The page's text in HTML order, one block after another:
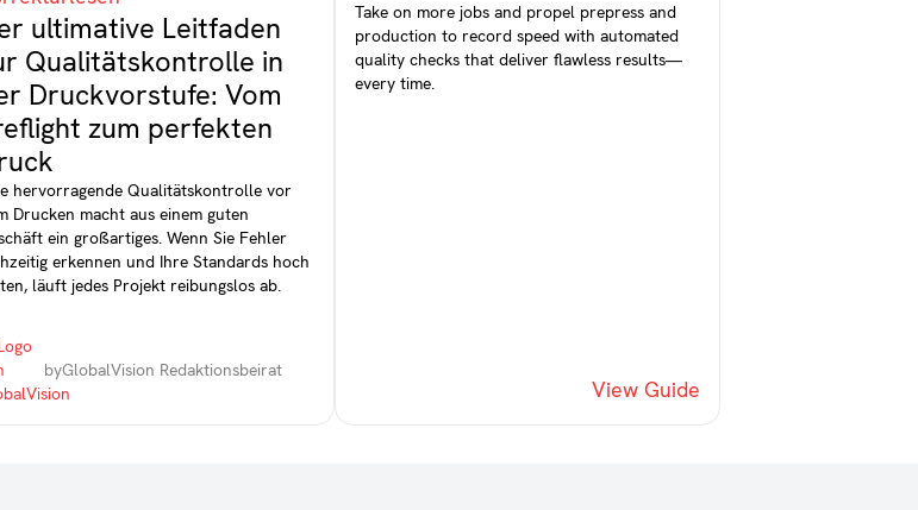
ultimative Leitfaden
Qualitätskontrolle in
Druckvorstufe: Vom
zum perfekten
hervorragende Qualitätskontrolle vor
Drucken macht aus einem guten
ein großartiges. Wenn Sie Fehler
erkennen und Ihre Standards hoch
läuft jedes Projekt reibungslos ab.
byGlobalVision Redaktionsbeirat
Take on more jobs and propel prepress and
production to record speed with automated
quality checks that deliver flawless results—
every time.
View Guide